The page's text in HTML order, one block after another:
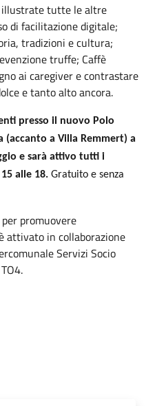
illustrate tutte le altre
di facilitazione digitale;
tradizioni e cultura;
truffe; Caffè
ai caregiver e contrastare
e tanto alto ancora.
presso il nuovo Polo
(accanto a Villa Remmert) a
e sarà attivo tutti i
alle 18. Gratuito e senza
promuovere
attivato in collaborazione
Servizi Socio